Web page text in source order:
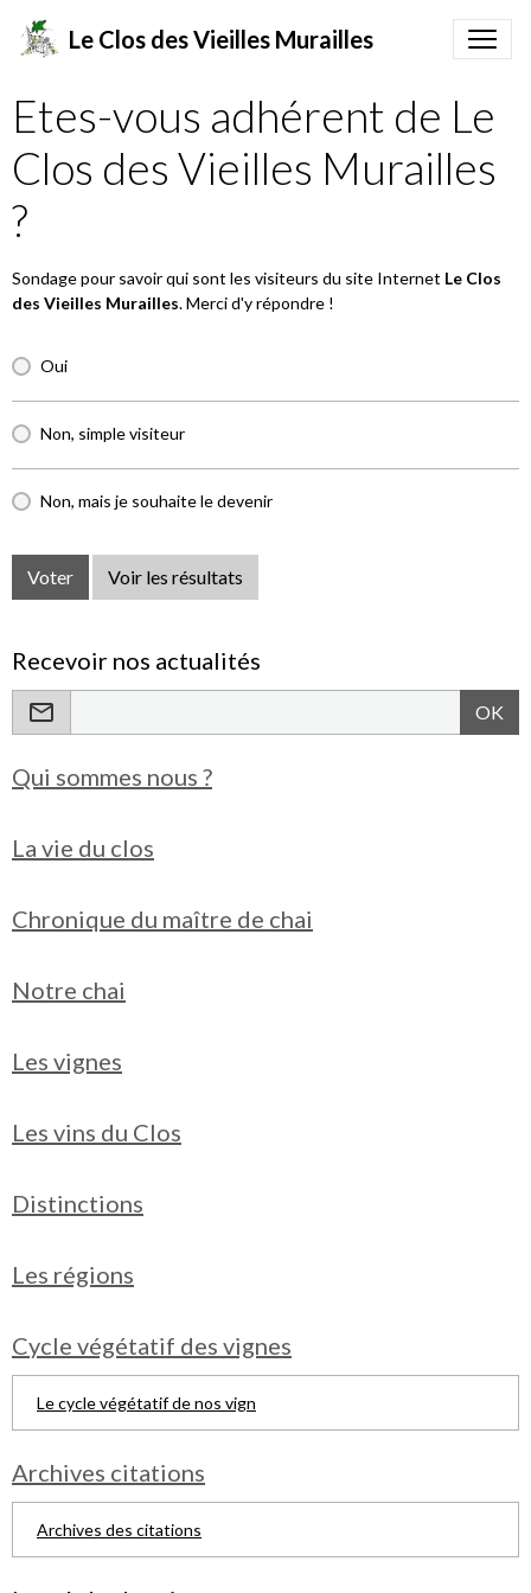
Le Clos des Vieilles Murailles
Etes-vous adhérent de Le
Clos des Vieilles Murailles
?
Sondage pour savoir qui sont les visiteurs du site Internet Le Clos
des Vieilles Murailles. Merci d'y répondre !
Oui
Non, simple visiteur
Non, mais je souhaite le devenir
Voter Voir les résultats
Recevoir nos actualités
OK
Qui sommes nous ?
La vie du clos
Chronique du maître de chai
Notre chai
Les vignes
Les vins du Clos
Distinctions
Les régions
Cycle végétatif des vignes
Le cycle végétatif de nos vign
Archives citations
Archives des citations